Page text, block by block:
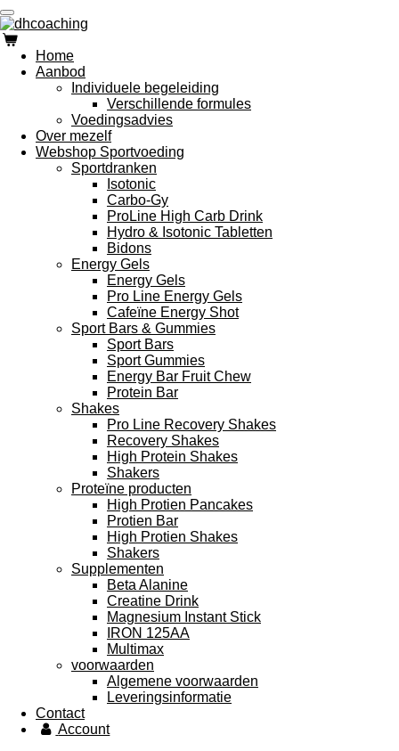
Ga
direct
naar
de
hoofdinhoud
Home
Aanbod
Individuele begeleiding
Verschillende formules
Voedingsadvies
Over mezelf
Webshop Sportvoeding
Sportdranken
Isotonic
Carbo-Gy
ProLine High Carb Drink
Hydro & Isotonic Tabletten
Bidons
Energy Gels
Energy Gels
Pro Line Energy Gels
Cafeïne Energy Shot
Sport Bars & Gummies
Sport Bars
Sport Gummies
Energy Bar Fruit Chew
Protein Bar
Shakes
Pro Line Recovery Shakes
Recovery Shakes
High Protein Shakes
Shakers
Proteïne producten
High Protien Pancakes
Protien Bar
High Protien Shakes
Shakers
Supplementen
Beta Alanine
Creatine Drink
Magnesium Instant Stick
IRON 125AA
Multimax
voorwaarden
Algemene voorwaarden
Leveringsinformatie
Contact
Account